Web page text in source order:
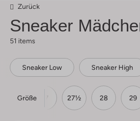
Zurück
Sneaker
51 items
Sneaker Low Sneaker High
Größe
26 27 27½ 28 29